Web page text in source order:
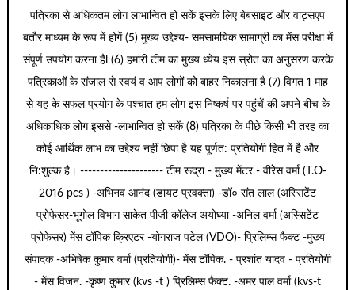
पत्रिका से अधिकतम लोग लाभान्वित हो सकें इसके लिए बेबसाइट और वाट्सएप
बतौर माध्यम के रूप में होगें (5) मुख्य उद्देश्य- समसामयिक सामाग्री का मेंस परीक्षा में
संपूर्ण उपयोग करना हैl (6) हमारी टीम का मुख्य ध्येय इस स्रोत का अनुसरण करके
पत्रिकाओं के संजाल से स्वयं व आप लोगों को बाहर निकालना है (7) विगत 1 माह
से यह के सफल प्रयोग के पश्चात हम लोग इस निष्कर्ष पर पहुंचें की अपने बीच के
अधिकाधिक लोग इससे -लाभान्वित हो सकें (8) पत्रिका के पीछे किसी भी तरह का
कोई आर्थिक लाभ का उद्देश्य नहीं छिपा है यह पूर्णत: प्रतियोगी हित में है और
नि:शुल्क है। --------------------- टीम रूद्रा - मुख्य मेंटर - वीरेेस वर्मा (T.O-
2016 pcs ) -अभिनव आनंद (डायट प्रवक्ता) -डॉ० संत लाल (अस्सिटेंट
प्रोफेसर-भूगोल विभाग साकेत पीजी कॉलेज अयोघ्या -अनिल वर्मा (अस्सिटेंट
प्रोफेसर) मेंस टॉपिक क्रिएटर -योगराज पटेल (VDO)- प्रिलिम्स फैक्ट -मुख्य
संपादक -अभिषेक कुमार वर्मा (प्रतियोगी)- मेंस टॉपिक. - प्रशांत यादव - प्रतियोगी
- मेंस विजन. -कृष्ण कुमार (kvs -t ) प्रिलिम्स फैक्ट. -अमर पाल वर्मा (kvs-t